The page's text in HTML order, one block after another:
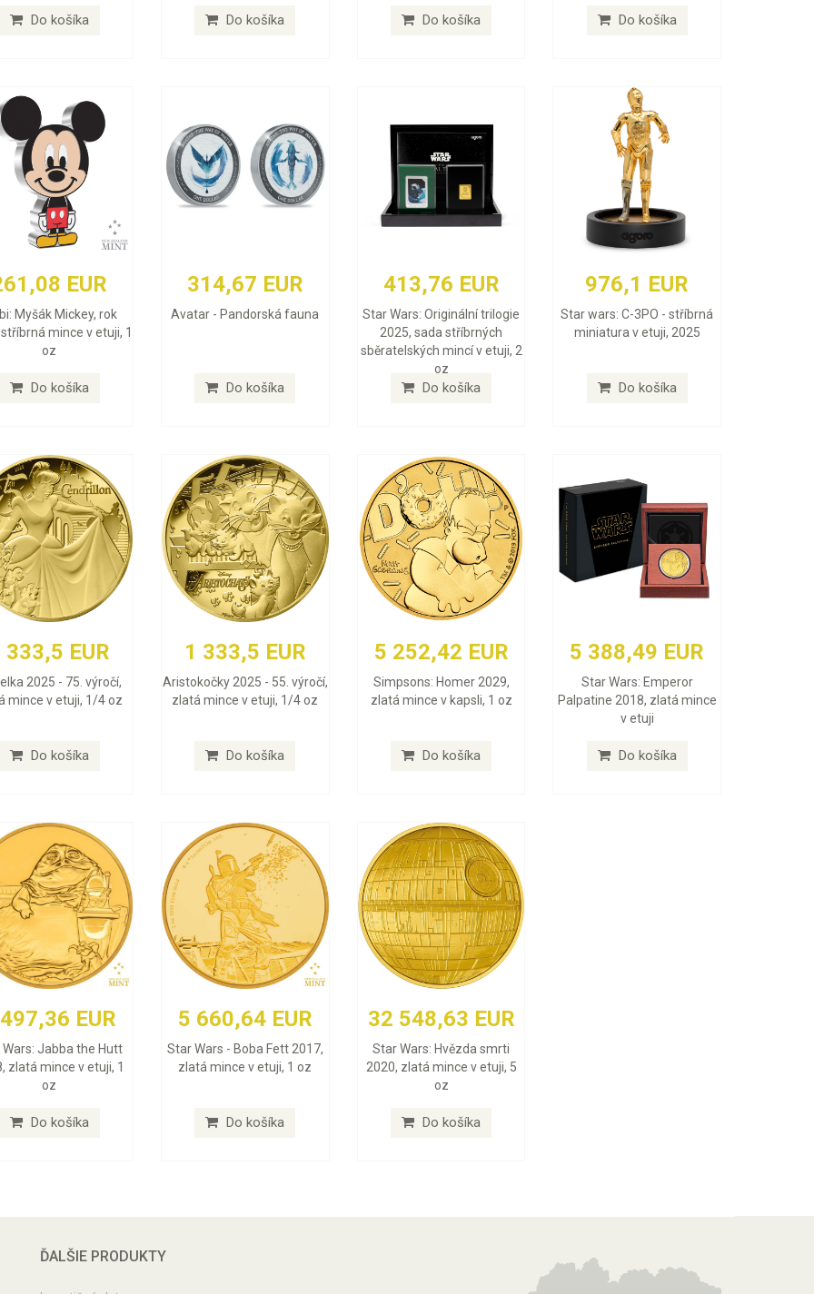
Do košíka Do košíka Do košíka Do košíka
EUR
Myšák Mickey, rok
mince v etuji, 1
oz
Do košíka
314,67 EUR
Avatar - Pandorská fauna
Do košíka
413,76 EUR
Star Wars: Originální trilogie
2025, sada stříbrných
sběratelských mincí v etuji, 2
oz
Do košíka
976,1 EUR
Star wars: C-3PO - stříbrná
miniatura v etuji, 2025
Do košíka
333,5 EUR
2025 - 75. výročí,
mince v etuji, 1/4 oz
Do košíka
1 333,5 EUR
Aristokočky 2025 - 55. výročí,
zlatá mince v etuji, 1/4 oz
Do košíka
5 252,42 EUR
Simpsons: Homer 2029,
zlatá mince v kapsli, 1 oz
Do košíka
5 388,49 EUR
Star Wars: Emperor
Palpatine 2018, zlatá mince
v etuji
Do košíka
EUR
Wars: Jabba the Hutt
zlatá mince v etuji, 1
oz
Do košíka
5 660,64 EUR
Star Wars - Boba Fett 2017,
zlatá mince v etuji, 1 oz
Do košíka
32 548,63 EUR
Star Wars: Hvězda smrti
2020, zlatá mince v etuji, 5
oz
Do košíka
ĎALŠIE PRODUKTY